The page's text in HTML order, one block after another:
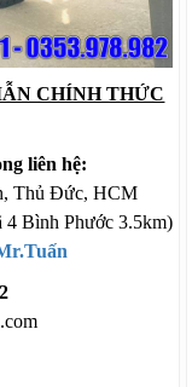
CHÍNH THỨC
liên hệ:
Thủ Đức, HCM
Bình Phước 3.5km)